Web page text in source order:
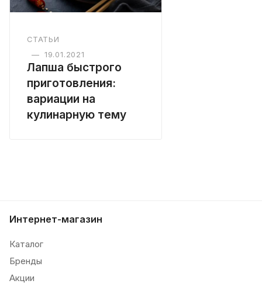
СТАТЬИ
— 19.01.2021
Лапша быстрого
приготовления:
вариации на
кулинарную тему
Интернет-магазин
Каталог
Бренды
Акции